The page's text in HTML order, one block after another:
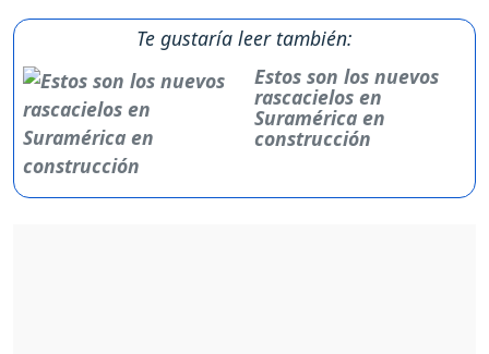
Te gustaría leer también:
Estos son los nuevos
rascacielos en
Suramérica en
construcción